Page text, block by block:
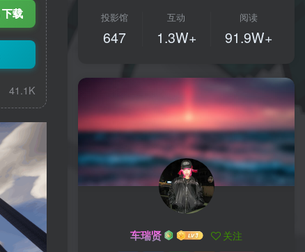
下载
41.1K
投影馆
647
互动
1.3W+
阅读
91.9W+
车瑞贤 关注